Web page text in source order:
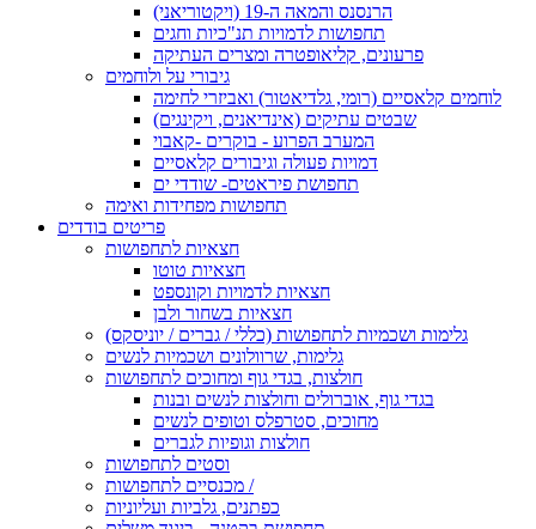
הרנסנס והמאה ה-19 (ויקטוריאני)
תחפושות לדמויות תנ"כיות וחגים
פרעונים, קליאופטרה ומצרים העתיקה
גיבורי על ולוחמים
לוחמים קלאסיים (רומי, גלדיאטור) ואביזרי לחימה
שבטים עתיקים (אינדיאנים, ויקינגים)
המערב הפרוע - בוקרים -קאבוי
דמויות פעולה וגיבורים קלאסיים
תחפושת פיראטים- שודדי ים
תחפושות מפחידות ואימה
פריטים בודדים
חצאיות לתחפושות
חצאיות טוטו
חצאיות לדמויות וקונספט
חצאיות בשחור ולבן
גלימות ושכמיות לתחפושות (כללי / גברים / יוניסקס)
גלימות, שרוולונים ושכמיות לנשים
חולצות, בגדי גוף ומחוכים לתחפושות
בגדי גוף, אוברולים וחולצות לנשים ובנות
מחוכים, סטרפלס וטופים לנשים
חולצות וגופיות לגברים
וסטים לתחפושות
מכנסיים לתחפושות /
כפתנים, גלביות ועליוניות